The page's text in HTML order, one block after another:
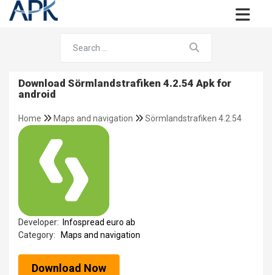
Download Sörmlandstrafiken 4.2.54 Apk for
android
Home Maps and navigation Sörmlandstrafiken 4.2.54
Developer:
Infospread euro ab
Category:
Maps and navigation
Download Now